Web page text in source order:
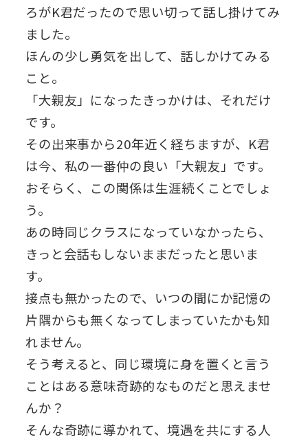
ろがK君だったので思い切って話し掛けてみ
ました。
ほんの少し勇気を出して、話しかけてみる
こと。
「大親友」になったきっかけは、それだけ
です。
その出来事から20年近く経ちますが、K君
は今、私の一番仲の良い「大親友」です。
おそらく、この関係は生涯続くことでしょ
う。
あの時同じクラスになっていなかったら、
きっと会話もしないままだったと思いま
す。
接点も無かったので、いつの間にか記憶の
片隅からも無くなってしまっていたかも知
れません。
そう考えると、同じ環境に身を置くと言う
ことはある意味奇跡的なものだと思えませ
んか？
そんな奇跡に導かれて、境遇を共にする人